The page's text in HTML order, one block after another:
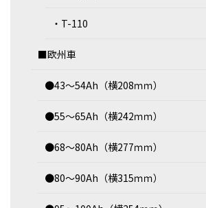
・T-110
■欧州車
●43～54Ah（横208ｍｍ）
●55～65Ah（横242ｍｍ）
●68～80Ah（横277ｍｍ）
●80～90Ah（横315ｍｍ）